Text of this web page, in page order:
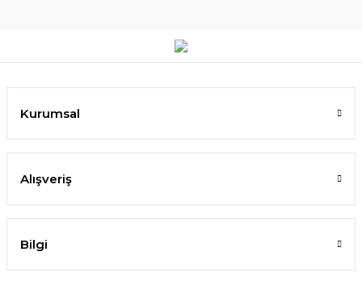
Kurumsal
Alışveriş
Bilgi